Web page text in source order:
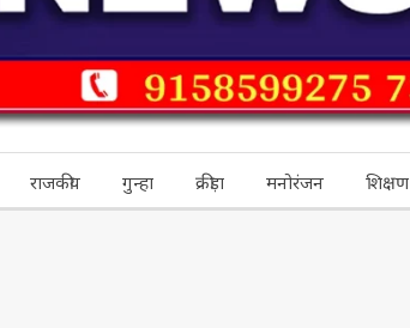
राजकीय गुन्हा क्रीड़ा मनोरंजन शिक्षण